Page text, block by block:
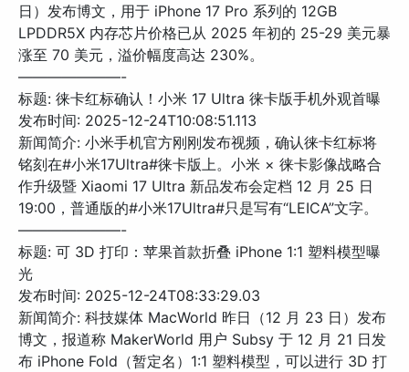
日）发布博文，用于 iPhone 17 Pro 系列的 12GB
LPDDR5X 内存芯片价格已从 2025 年初的 25-29 美元暴
涨至 70 美元，溢价幅度高达 230%。
———————-
标题: 徕卡红标确认！小米 17 Ultra 徕卡版手机外观首曝
发布时间: 2025-12-24T10:08:51.113
新闻简介: 小米手机官方刚刚发布视频，确认徕卡红标将
铭刻在#小米17Ultra#徕卡版上。小米 × 徕卡影像战略合
作升级暨 Xiaomi 17 Ultra 新品发布会定档 12 月 25 日
19:00，普通版的#小米17Ultra#只是写有“LEICA”文字。
———————-
标题: 可 3D 打印：苹果首款折叠 iPhone 1:1 塑料模型曝
光
发布时间: 2025-12-24T08:33:29.03
新闻简介: 科技媒体 MacWorld 昨日（12 月 23 日）发布
博文，报道称 MakerWorld 用户 Subsy 于 12 月 21 日发
布 iPhone Fold（暂定名）1:1 塑料模型，可以进行 3D 打